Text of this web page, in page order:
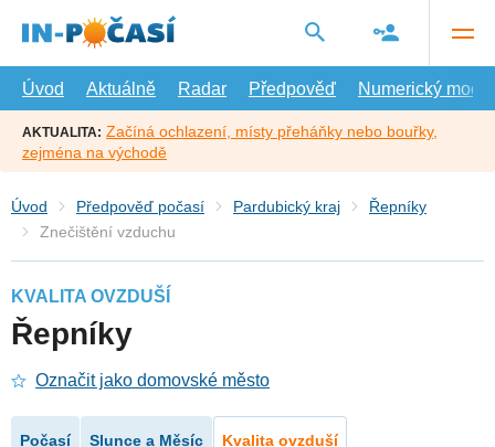
hlavní
Úvod
Aktuálně Radar Předpověď Numerický model
AKTUALITA: Začíná ochlazení, místy přeháňky nebo bouřky,
zejména na východě
Úvod Předpověď počasí Pardubický kraj
Řepníky
Znečištění vzduchu
KVALITA OVZDUŠÍ
Řepníky
Označit jako domovské město
Počasí Slunce a Měsíc Kvalita ovzduší